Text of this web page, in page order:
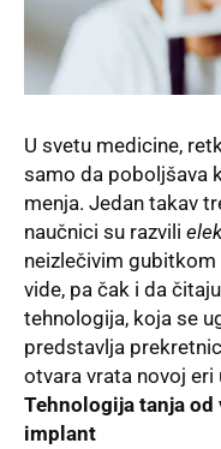
U svetu medicine,
samo da poboljšava
menja. Jedan takav
naučnici su razvili
neizlečivim
vide, pa čak i da
tehnologija, koja se
predstavlja
otvara vrata novoj eri
Tehnologija tanja
implant